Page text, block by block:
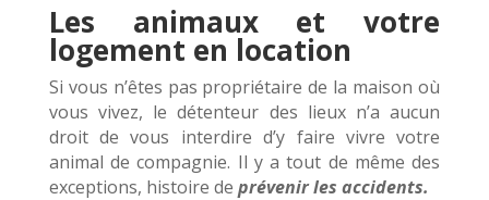
Les animaux et votre
logement en location
Si vous n’êtes pas propriétaire de la maison où
vous vivez, le détenteur des lieux n’a aucun
droit de vous interdire d’y faire vivre votre
animal de compagnie. Il y a tout de même des
exceptions, histoire de prévenir les accidents.